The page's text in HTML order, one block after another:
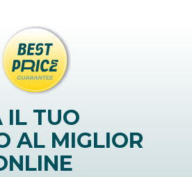
IL TUO
AL MIGLIOR